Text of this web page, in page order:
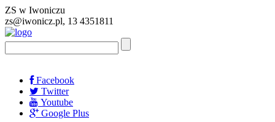
ZS w Iwoniczu
zs@iwonicz.pl, 13 4351811
Facebook
Twitter
Youtube
Google Plus